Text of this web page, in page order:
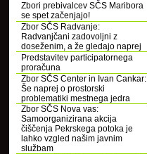
Zbori prebivalcev SČS Maribora
se spet začenjajo!
Zbor SČS Radvanje:
Radvanjčani zadovoljni z
doseženim, a že gledajo naprej
Predstavitev participatornega
proračuna
Zbor SČS Center in Ivan Cankar:
Še naprej o prostorski
problematiki mestnega jedra
Zbor SČS Nova vas:
Samoorganizirana akcija
čiščenja Pekrskega potoka je
lahko vzgled našim javnim
službam